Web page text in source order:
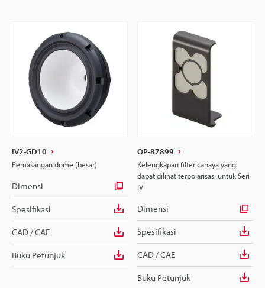
IV2-GD10
Pemasangan dome (besar)
Dimensi
Spesifikasi
CAD / CAE
Buku Petunjuk
OP-87899
Kelengkapan filter cahaya yang
dapat dilihat terpolarisasi untuk Seri
IV
Dimensi
Spesifikasi
CAD / CAE
Buku Petunjuk